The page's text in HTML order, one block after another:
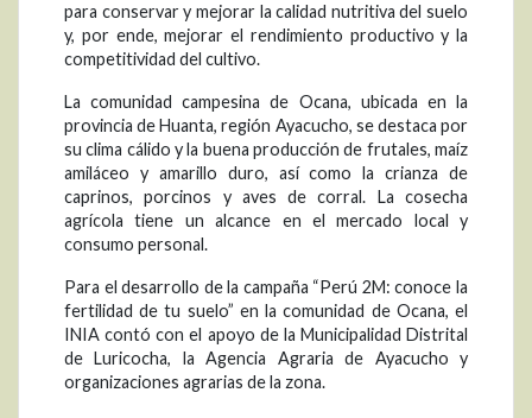
para conservar y mejorar la calidad nutritiva del suelo
y, por ende, mejorar el rendimiento productivo y la
competitividad del cultivo.
La comunidad campesina de Ocana, ubicada en la
provincia de Huanta, región Ayacucho, se destaca por
su clima cálido y la buena producción de frutales, maíz
amiláceo y amarillo duro, así como la crianza de
caprinos, porcinos y aves de corral. La cosecha
agrícola tiene un alcance en el mercado local y
consumo personal.
Para el desarrollo de la campaña “Perú 2M: conoce la
fertilidad de tu suelo” en la comunidad de Ocana, el
INIA contó con el apoyo de la Municipalidad Distrital
de Luricocha, la Agencia Agraria de Ayacucho y
organizaciones agrarias de la zona.